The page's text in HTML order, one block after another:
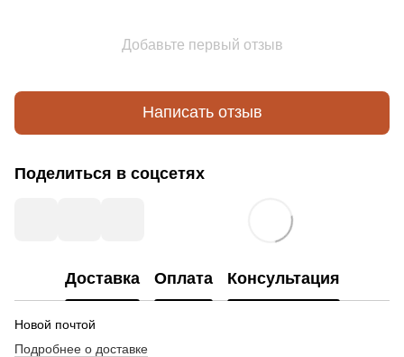
Добавьте первый отзыв
Написать отзыв
Поделиться в соцсетях
Доставка Оплата Консультация
Новой почтой
Подробнее о доставке